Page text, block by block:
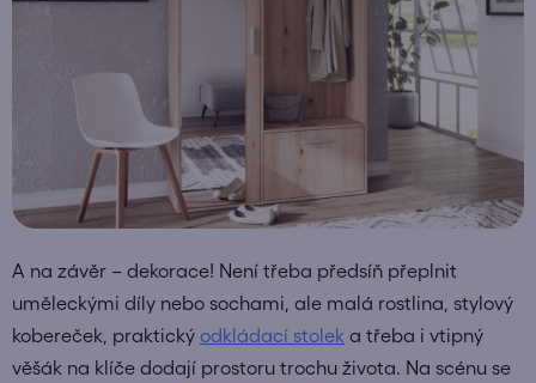
A na závěr – dekorace! Není třeba předsíň přeplnit
uměleckými díly nebo sochami, ale malá rostlina, stylový
kobereček, praktický odkládací stolek a třeba i vtipný
věšák na klíče dodají prostoru trochu života. Na scénu se